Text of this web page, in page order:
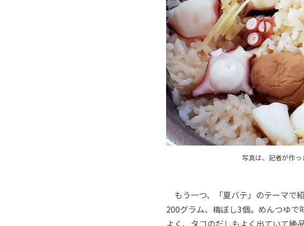
写真は、記者が作っ
もう一つ、「夏バテ」のテーマで
200グラム、梅ぼし3個。めんつゆ